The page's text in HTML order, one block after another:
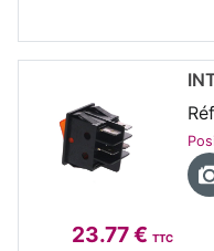
23.77 € TTC